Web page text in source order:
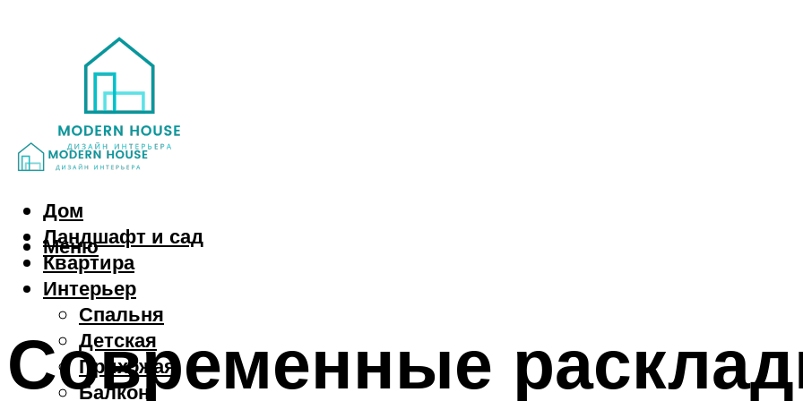
Дом
Ландшафт и сад
Квартира
Интерьер
Спальня
Детская
Прихожая
Балкон
Меню
Современные